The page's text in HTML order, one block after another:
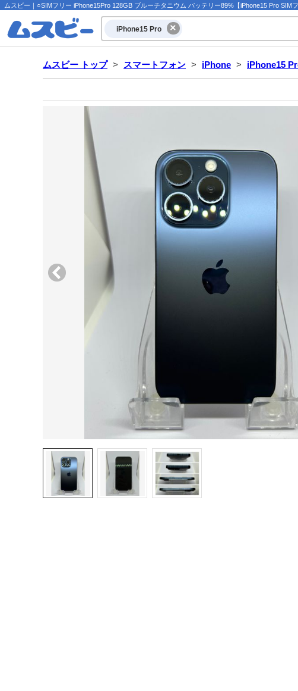
ムスビー｜○SIMフリー iPhone15Pro 128GB ブルーチタニウム バッテリー89%【iPhone15 Pro SIM
iPhone15 Pro
ムスビー トップ > スマートフォン > iPhone > iPhone15